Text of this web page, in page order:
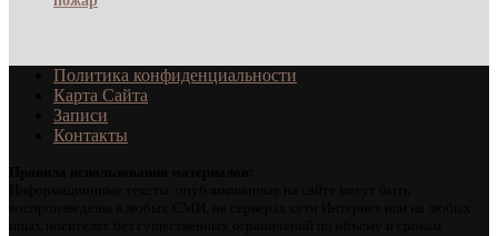
Политика конфиденциальности
Карта Сайта
Записи
Контакты